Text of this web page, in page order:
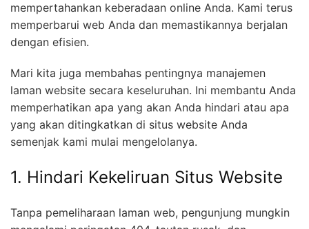
mempertahankan keberadaan online Anda. Kami terus
memperbarui web Anda dan memastikannya berjalan
dengan efisien.
Mari kita juga membahas pentingnya manajemen
laman website secara keseluruhan. Ini membantu Anda
memperhatikan apa yang akan Anda hindari atau apa
yang akan ditingkatkan di situs website Anda
semenjak kami mulai mengelolanya.
1. Hindari Kekeliruan Situs Website
Tanpa pemeliharaan laman web, pengunjung mungkin